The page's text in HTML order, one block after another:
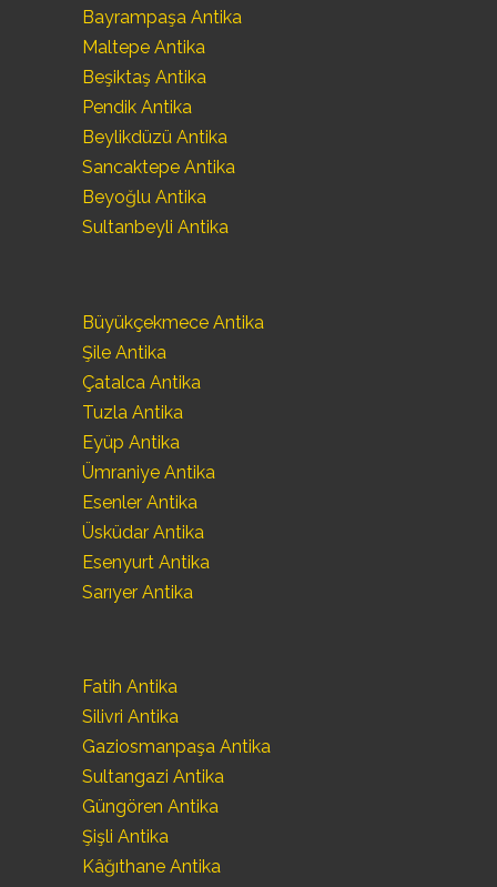
Bayrampaşa Antika
Maltepe Antika
Beşiktaş Antika
Pendik Antika
Beylikdüzü Antika
Sancaktepe Antika
Beyoğlu Antika
Sultanbeyli Antika
Büyükçekmece Antika
Şile Antika
Çatalca Antika
Tuzla Antika
Eyüp Antika
Ümraniye Antika
Esenler Antika
Üsküdar Antika
Esenyurt Antika
Sarıyer Antika
Fatih Antika
Silivri Antika
Gaziosmanpaşa Antika
Sultangazi Antika
Güngören Antika
Şişli Antika
Kâğıthane Antika